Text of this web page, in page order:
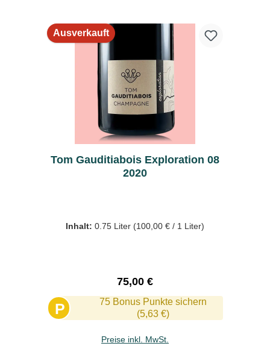
Ausverkauft
Tom Gauditiabois Exploration 08
2020
Inhalt: 0.75 Liter (100,00 € / 1 Liter)
Regulärer Preis:
75,00 €
P
75 Bonus Punkte sichern
(5,63 €)
Preise inkl. MwSt.